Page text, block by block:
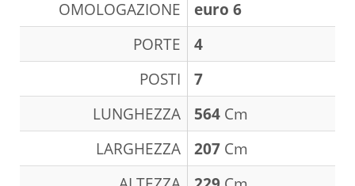
OMOLOGAZIONE
euro 6
PORTE
4
POSTI
7
LUNGHEZZA
564 Cm
LARGHEZZA
207 Cm